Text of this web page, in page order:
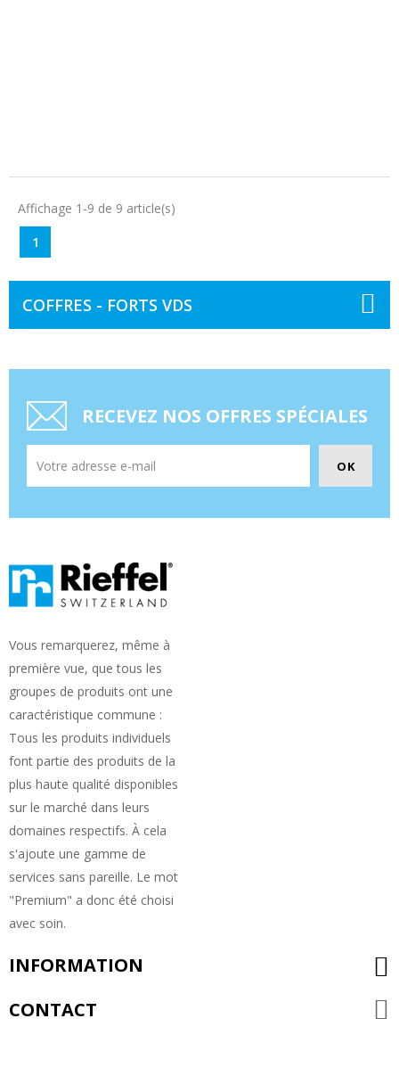
Affichage 1-9 de 9 article(s)
1
COFFRES - FORTS VDS
RECEVEZ NOS OFFRES SPÉCIALES
Vous remarquerez, même à
première vue, que tous les
groupes de produits ont une
caractéristique commune :
Tous les produits individuels
font partie des produits de la
plus haute qualité disponibles
sur le marché dans leurs
domaines respectifs. À cela
s'ajoute une gamme de
services sans pareille. Le mot
"Premium" a donc été choisi
avec soin.
INFORMATION
CONTACT